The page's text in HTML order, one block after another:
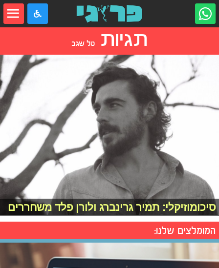
תגיות טל שגב
סיכומוזיקלי: תמיר גרינברג ולורן פלד משחררים
המומלצים שלנו: